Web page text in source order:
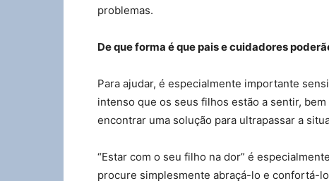
problemas.
De que forma é que pais e cuidadores
Para ajudar, é especialmente importante
intenso que os seus filhos estão a sentir,
encontrar uma solução para ultrapassar a
“Estar com o seu filho na dor” é
procure simplesmente abraçá-lo e confortá-